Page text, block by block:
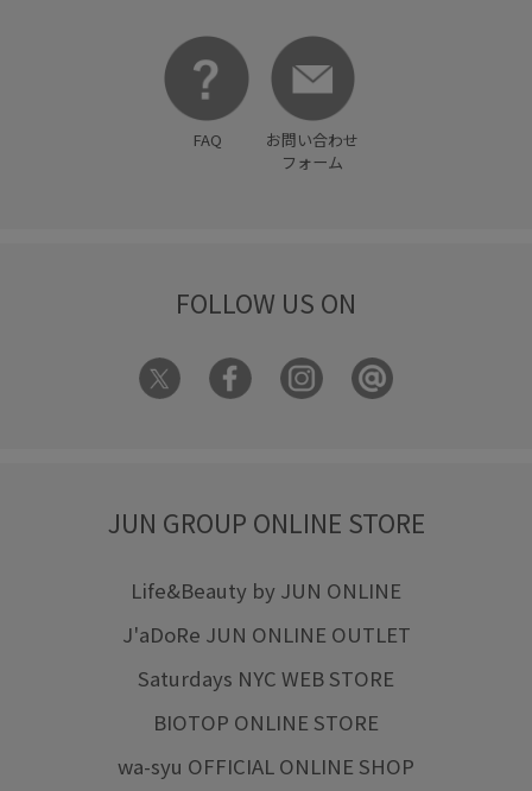
FAQ
お問い合わせ
フォーム
FOLLOW US ON
JUN GROUP ONLINE STORE
Life&Beauty by JUN ONLINE
J'aDoRe JUN ONLINE OUTLET
Saturdays NYC WEB STORE
BIOTOP ONLINE STORE
wa-syu OFFICIAL ONLINE SHOP